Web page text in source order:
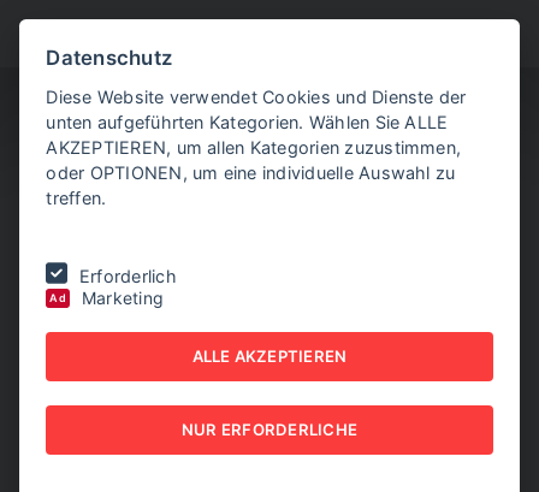
Regierung schränkt Gastarbeiter-Zuzug ein
UNGARISCHE
REGIERUNG SCHRÄNKT
GASTARBEITER-ZUZUG
Datenschutz
Diese Website verwendet Cookies und Dienste der
unten aufgeführten Kategorien. Wählen Sie ALLE
AKZEPTIEREN, um allen Kategorien zuzustimmen,
oder OPTIONEN, um eine individuelle Auswahl zu
treffen.
Erforderlich
Ad Marketing
ALLE AKZEPTIEREN
NUR ERFORDERLICHE